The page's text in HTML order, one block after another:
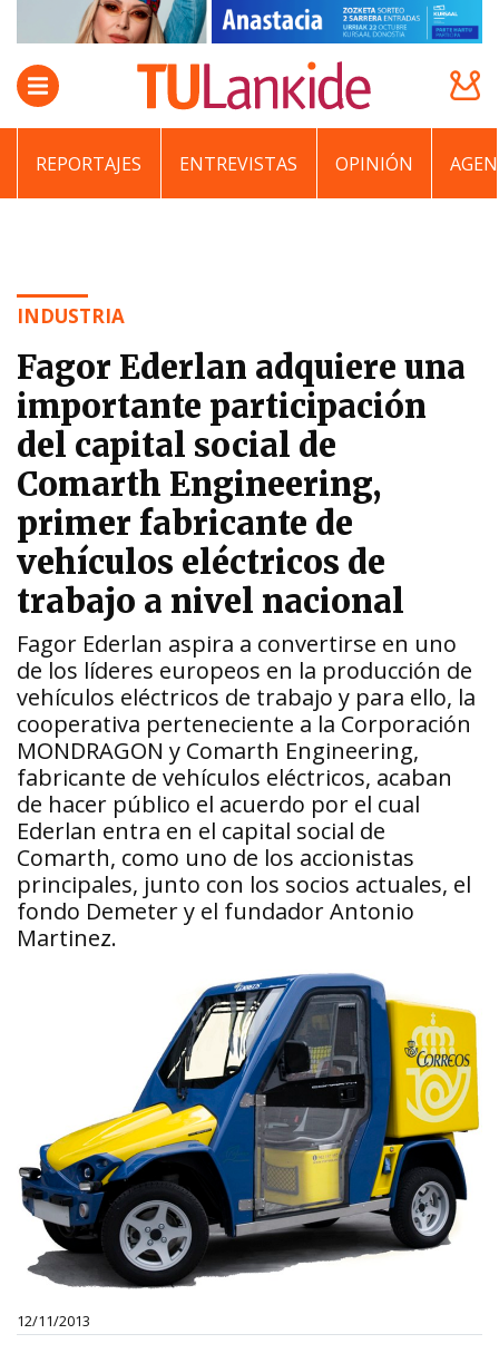
REPORTAJES ENTREVISTAS OPINIÓN
INDUSTRIA
Fagor Ederlan adquiere una
importante participación
del capital social de
Comarth Engineering,
primer fabricante de
vehículos eléctricos de
trabajo a nivel nacional
Fagor Ederlan aspira a convertirse en uno
de los líderes europeos en la producción de
vehículos eléctricos de trabajo y para ello, la
cooperativa perteneciente a la Corporación
MONDRAGON y Comarth Engineering,
fabricante de vehículos eléctricos, acaban
de hacer público el acuerdo por el cual
Ederlan entra en el capital social de
Comarth, como uno de los accionistas
principales, junto con los socios actuales, el
fondo Demeter y el fundador Antonio
Martinez.
12/11/2013